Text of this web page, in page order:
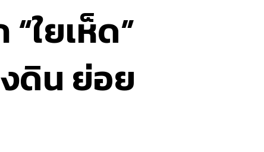
ใยเห็ด”
ดิน ย่อย